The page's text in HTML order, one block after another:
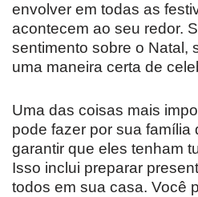
envolver em todas as
acontecem ao seu redor.
sentimento sobre o Natal,
uma maneira certa de
Uma das coisas mais
pode fazer por sua família
garantir que eles tenham
Isso inclui preparar
todos em sua casa. Você